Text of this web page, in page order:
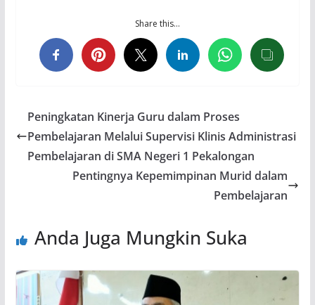
Share this…
Peningkatan Kinerja Guru dalam Proses
Pembelajaran Melalui Supervisi Klinis Administrasi
Pembelajaran di SMA Negeri 1 Pekalongan
Pentingnya Kepemimpinan Murid dalam
Pembelajaran
Anda Juga Mungkin Suka